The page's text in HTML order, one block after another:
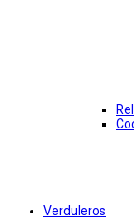
Verduleros